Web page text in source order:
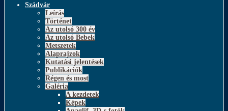
Szádvár
Leírás
Történet
Az utolsó 300 év
Az utolsó Bebek
Metszetek
Alaprajzok
Kutatási jelentések
Publikációk
Régen és most
Galéria
A kezdetek
Képek